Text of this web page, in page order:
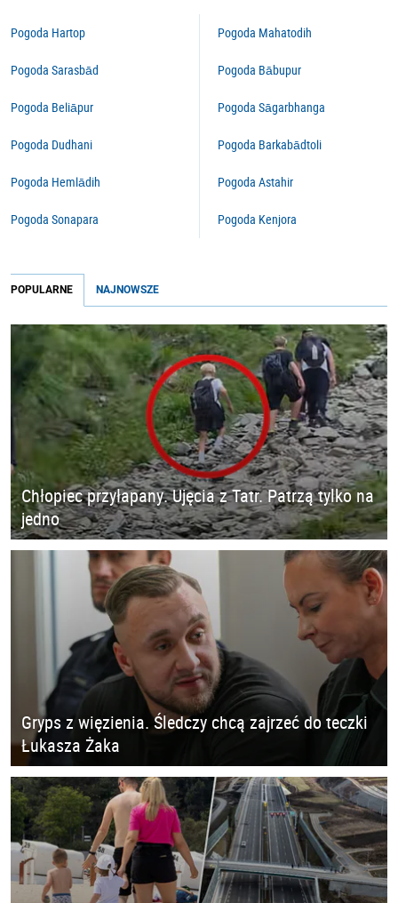
Pogoda Hartop
Pogoda Sarasbād
Pogoda Beliāpur
Pogoda Dudhani
Pogoda Hemlādih
Pogoda Sonapara
Pogoda Mahatodih
Pogoda Bābupur
Pogoda Sāgarbhanga
Pogoda Barkabādtoli
Pogoda Astahir
Pogoda Kenjora
POPULARNE NAJNOWSZE
Chłopiec przyłapany. Ujęcia z Tatr. Patrzą tylko na
jedno
Gryps z więzienia. Śledczy chcą zajrzeć do teczki
Łukasza Żaka